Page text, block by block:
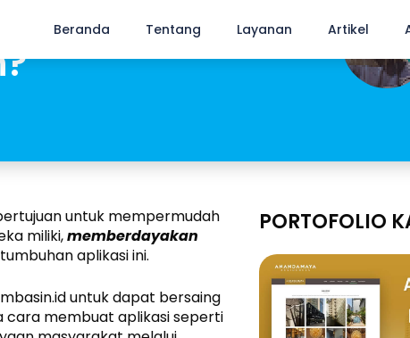
Beranda Tentang Layanan Artikel
Tumbasin.id,
untuk mempermudah
miliki,memberdayakan
aplikasi ini.
untuk dapat bersaing
cara membuat aplikasi seperti
PORTOFOLIO